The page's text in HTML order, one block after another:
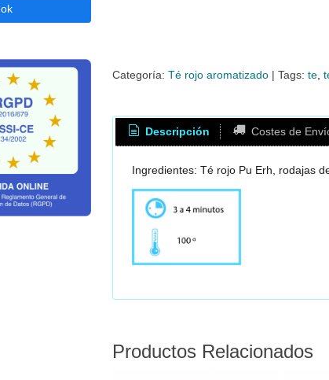
Categoría: Té rojo aromatizado| Tags: te
Descripción Costes de
Ingredientes: Té rojo Pu Erh, rodajas
Productos Relacionados